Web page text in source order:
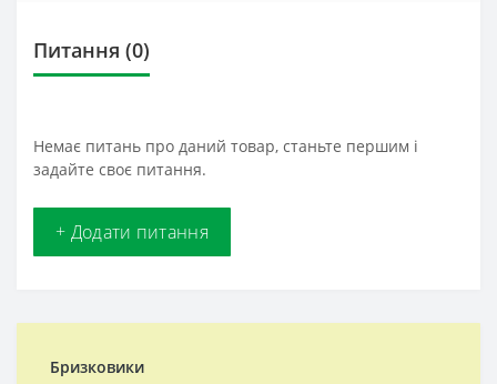
Питання (0)
Немає питань про даний товар, станьте першим і
задайте своє питання.
+ Додати питання
Бризковики